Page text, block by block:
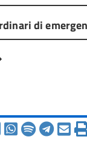
di